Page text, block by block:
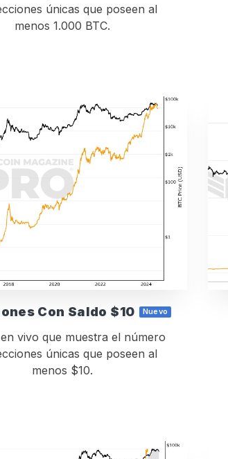
únicas que poseen al
menos 1.000 BTC.
Con Saldo $10 Nuevo
vivo que muestra el número
únicas que poseen al
menos $10.